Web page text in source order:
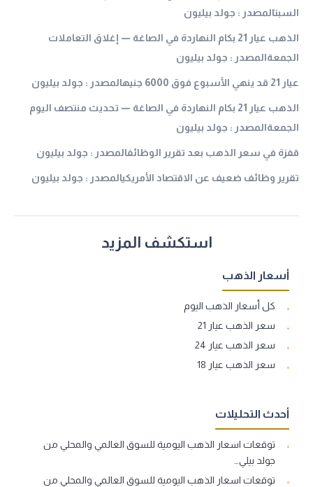
السبتالمصدر : جولد بيليون
الذهب عيار 21 بكام النهاردة في الصاغة — إغلاق التعاملات
الجمعةالمصدر : جولد بيليون
عيار 21 قد ينهي الأسبوع فوق 6000 جنيهالمصدر : جولد بيليون
الذهب عيار 21 بكام النهاردة في الصاغة — تحديث منتصف اليوم
الجمعةالمصدر : جولد بيليون
قفزة في سعر الذهب بعد تقرير الوظائفالمصدر : جولد بيليون
تقرير وظائف ضعيف عن الاقتصاد الأمريكيالمصدر : جولد بيليون
استكشف المزيد
أسعار الذهب
كل أسعار الذهب اليوم
سعر الذهب عيار 21
سعر الذهب عيار 24
سعر الذهب عيار 18
أحدث التحليلات
توقعات اسعار الذهب اليومية للسوق العالمي والمحلي من
جولد بيلي…
توقعات اسعار الذهب اليومية للسوق العالمي والمحلي من